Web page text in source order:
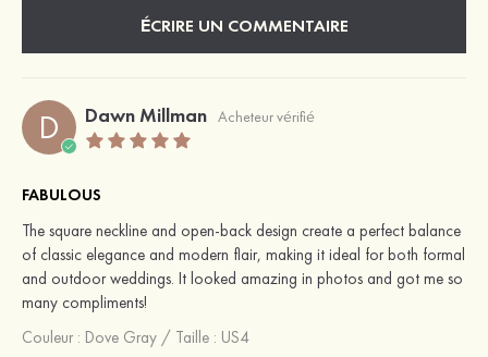
ÉCRIRE UN COMMENTAIRE
D Dawn Millman Acheteur vérifié
FABULOUS
The square neckline and open-back design create a perfect balance
of classic elegance and modern flair, making it ideal for both formal
and outdoor weddings. It looked amazing in photos and got me so
many compliments!
Couleur : Dove Gray / Taille : US4